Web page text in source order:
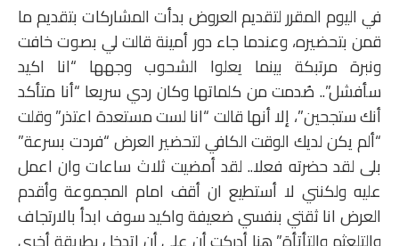
في اليوم المقرر لتقديم العروض بدأت المشاركات بتقديم ما
قمن بتحضيره، وعندما جاء دور أمينة قالت لي بصوت خافت
ونبرة مرتبكة بينما يعلوا الشحوب وجهها “انا اكيد
سأفشل”.. صُدمت من كلماتها وكان ردي سريعا “أنا متأكد
أنك ستجحين”، إلا أنها قالت “انا لست مستعدة اعتذر” وقلت
“ألم يكن لديك الوقت الكافي لتحضير العرض “فردت بسرعة”
بلى لقد حضرته فعلا.. لقد أمضيت ثلاث ساعات وان اعمل
عليه ولكنني لا أستطيع ان أقف امام المجموعة وأقدم
العرض انا ثقتي بنفسي ضعيفة واكيد سوف ابدأ بالارتجاف